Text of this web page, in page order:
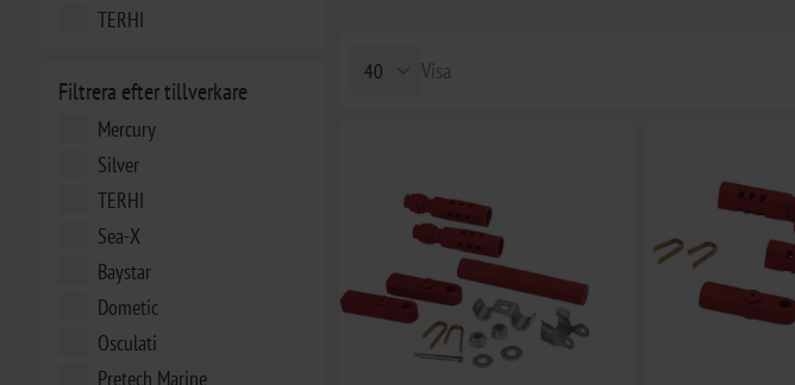
TERHI
Filtrera efter tillverkare
Mercury
Silver
TERHI
Sea-X
Baystar
Dometic
Osculati
Pretech Marine
Visa